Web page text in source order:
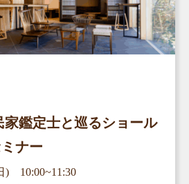
家鑑定士と巡るショール
ナー
) 10:00~11:30